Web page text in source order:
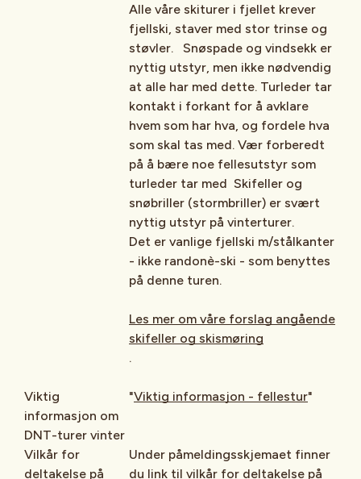
Alle våre skiturer i fjellet krever
fjellski, staver med stor trinse og
støvler. Snøspade og vindsekk er
nyttig utstyr, men ikke nødvendig
at alle har med dette. Turleder tar
kontakt i forkant for å avklare
hvem som har hva, og fordele hva
som skal tas med. Vær forberedt
på å bære noe fellesutstyr som
turleder tar med Skifeller og
snøbriller (stormbriller) er svært
nyttig utstyr på vinterturer.
Det er vanlige fjellski m/stålkanter
- ikke randonè-ski - som benyttes
på denne turen.
Les mer om våre forslag angående
skifeller og skismøring
.
Viktig
informasjon om
DNT-turer vinter
"Viktig informasjon - fellestur"
Vilkår for
deltakelse på
Under påmeldingsskjemaet finner
du link til vilkår for deltakelse på